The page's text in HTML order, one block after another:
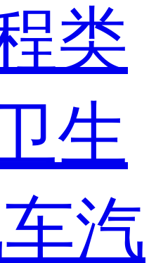
类
生
汽